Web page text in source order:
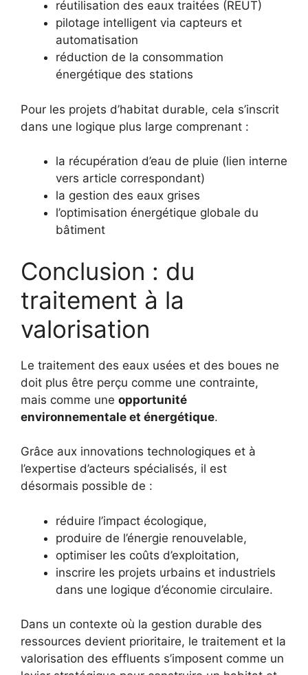
réutilisation des eaux traitées (REUT)
pilotage intelligent via capteurs et
automatisation
réduction de la consommation
énergétique des stations
Pour les projets d’habitat durable, cela s’inscrit
dans une logique plus large comprenant :
la récupération d’eau de pluie (lien interne
vers article correspondant)
la gestion des eaux grises
l’optimisation énergétique globale du
bâtiment
Conclusion : du
traitement à la
valorisation
Le traitement des eaux usées et des boues ne
doit plus être perçu comme une contrainte,
mais comme une opportunité
environnementale et énergétique.
Grâce aux innovations technologiques et à
l’expertise d’acteurs spécialisés, il est
désormais possible de :
réduire l’impact écologique,
produire de l’énergie renouvelable,
optimiser les coûts d’exploitation,
inscrire les projets urbains et industriels
dans une logique d’économie circulaire.
Dans un contexte où la gestion durable des
ressources devient prioritaire, le traitement et la
valorisation des effluents s’imposent comme un